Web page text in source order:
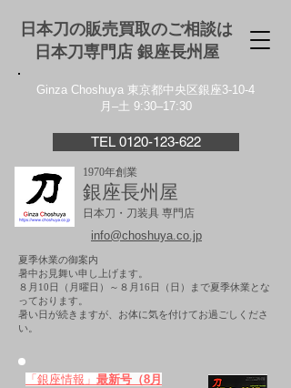
日本刀の販売買取のご相談は
日本刀専門店 銀座⻑州屋
Ginza Choshuya 東京都中央区銀座3-10-4
月–土 9:30–17:30
TEL 0120-123-622
1970年創業
銀座長州屋
日本刀・刀装具 専門店
info@choshuya.co.jp
夏季休業の御案内
暑中お見舞い申し上げます。
８月10日（月曜日）～８月16日（日）まで夏季休業とな
っております。
​暑い日が続きますが、お体に気を付けてお過ごしくださ
い。
「銀座情報」 最新号（8月